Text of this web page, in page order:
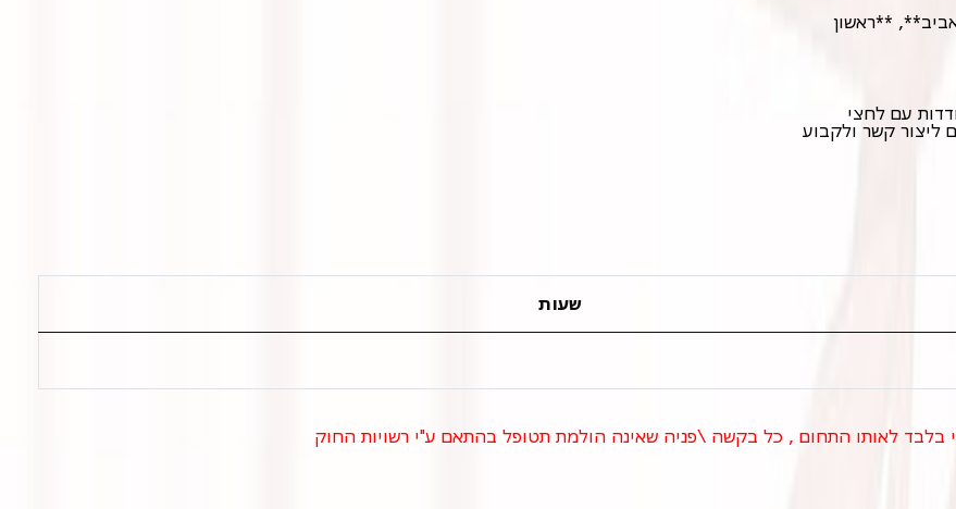
**ראשון
עם לחצי
ליצור קשר ולקבוע
שעות
בלבד לאותו התחום , כל בקשה \פניה שאינה הולמת תטופל בהתאם ע"י רשויות החוק